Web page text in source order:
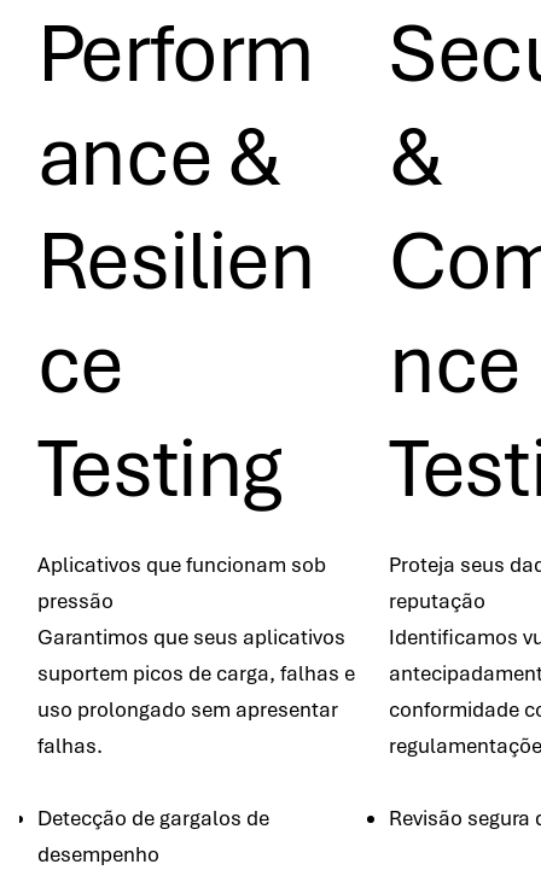
Perform
ance &
Resilien
ce
Testing
Aplicativos que funcionam sob
pressão
Garantimos que seus aplicativos
suportem picos de carga, falhas e
uso prolongado sem apresentar
falhas.
Detecção de gargalos de
desempenho
&
nce
Proteja seus
reputação
Identificamos
conformidade
Revisão segura